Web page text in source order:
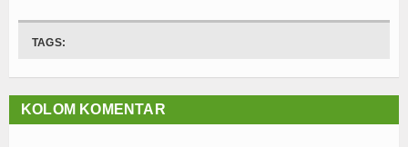
TAGS:
KOLOM KOMENTAR